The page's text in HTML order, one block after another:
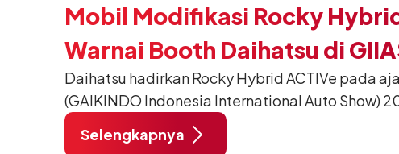
Mobil Modifikasi Rocky
Warnai Booth Daihatsu di
Daihatsu hadirkan Rocky Hybrid ACTIVe pada
(GAIKINDO Indonesia International Auto Show)
Tangerang. Terdapat 2 unit Rocky Hybrid yang
menghadirkan sarana inspirasi bagi pengunjung
Selengkapnya